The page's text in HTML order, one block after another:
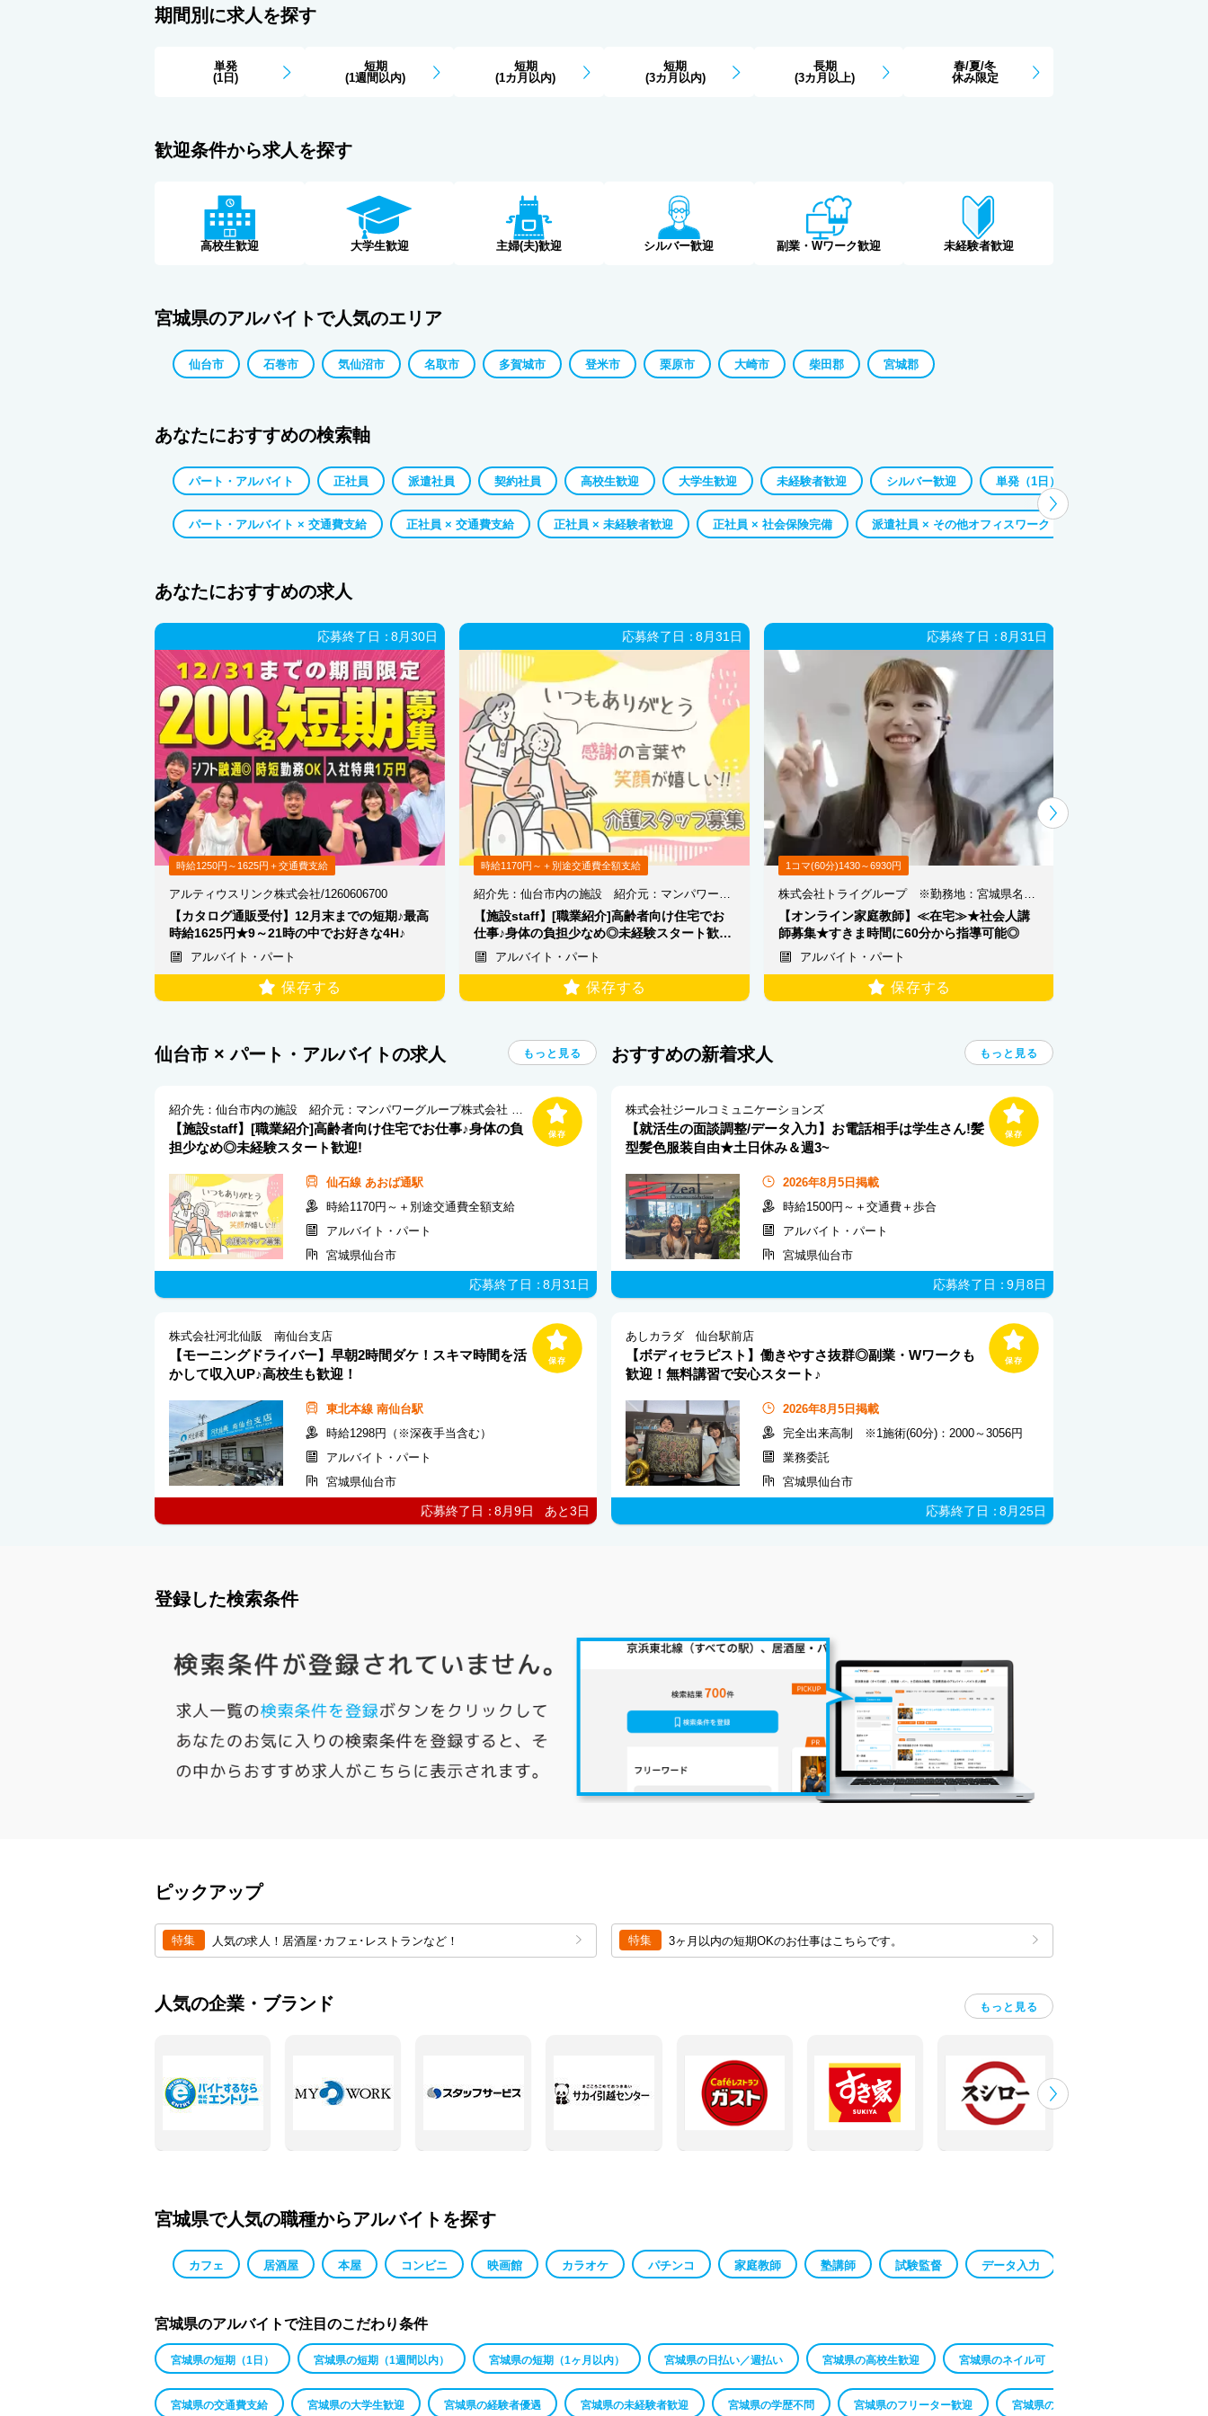
期間別に求人を探す
単発
(1日)
短期
(1週間以内)
短期
(1カ月以内)
短期
(3カ月以内)
長期
(3カ月以上)
春/夏/冬
休み限定
歓迎条件から求人を探す
高校生歓迎 大学生歓迎 主婦(夫)歓迎 シルバー歓迎 副業・Wワーク歓迎 未経験者歓迎
宮城県のアルバイトで人気のエリア
仙台市 石巻市 気仙沼市 名取市 多賀城市 登米市 栗原市 大崎市 柴田郡 宮城郡
あなたにおすすめの検索軸
パート・アルバイト 正社員 派遣社員 契約社員 高校生歓迎 大学生歓迎 未経験者歓迎 シルバー歓迎 単発（1日）
パート・アルバイト × 交通費支給 正社員 × 交通費支給 正社員 × 未経験者歓迎 正社員 × 社会保険完備 派遣社員 × その他オフィスワーク
あなたにおすすめの求人
応募終了日：8月30日
アルティウスリンク株式会社/1260606700
【カタログ通販受付】12月末までの短期♪最高
時給1625円★9～21時の中でお好きな4H♪
アルバイト・パート
時給1250円～1625円＋交通費支給
保存する
応募終了日：8月31日
紹介先：仙台市内の施設 紹介元：マンパワーグループ株式会社 仙台支店/912534SS
【施設staff】[職業紹介]高齢者向け住宅でお
仕事♪身体の負担少なめ◎未経験スタート歓
迎!
アルバイト・パート
時給1170円～＋別途交通費全額支給
保存する
応募終了日：8月31日
株式会社トライグループ ※勤務地：宮城県名取市
【オンライン家庭教師】≪在宅≫★社会人講
師募集★すきま時間に60分から指導可能◎
アルバイト・パート
1コマ(60分)1430～6930円
保存する
仙台市 × パート・アルバイトの求人 もっと見る
紹介先：仙台市内の施設 紹介元：マンパワーグループ株式会社 仙台支店/912534SS
【施設staff】[職業紹介]高齢者向け住宅でお仕事♪身体の負
担少なめ◎未経験スタート歓迎!
仙石線 あおば通駅
時給1170円～＋別途交通費全額支給
アルバイト・パート
宮城県仙台市
応募終了日：8月31日
株式会社河北仙販 南仙台支店
【モーニングドライバー】早朝2時間ダケ！スキマ時間を活
かして収入UP♪高校生も歓迎！
東北本線 南仙台駅
時給1298円（※深夜手当含む）
アルバイト・パート
宮城県仙台市
応募終了日：8月9日 あと3日
おすすめの新着求人 もっと見る
株式会社ジールコミュニケーションズ
【就活生の面談調整/データ入力】お電話相手は学生さん!髪
型髪色服装自由★土日休み＆週3~
2026年8月5日掲載
時給1500円～＋交通費＋歩合
アルバイト・パート
宮城県仙台市
応募終了日：9月8日
あしカラダ 仙台駅前店
【ボディセラピスト】働きやすさ抜群◎副業・Wワークも
歓迎！無料講習で安心スタート♪
2026年8月5日掲載
完全出来高制 ※1施術(60分)：2000～3056円
業務委託
宮城県仙台市
応募終了日：8月25日
登録した検索条件
ピックアップ
人気の求人！居酒屋･カフェ･レストランなど！
特集 3ヶ月以内の短期OKのお仕事はこちらです。
特集
人気の企業・ブランド もっと見る
宮城県で人気の職種からアルバイトを探す
カフェ 居酒屋 本屋 コンビニ 映画館 カラオケ パチンコ 家庭教師 塾講師 試験監督 データ入力
宮城県のアルバイトで注目のこだわり条件
宮城県の短期（1日） 宮城県の短期（1週間以内） 宮城県の短期（1ヶ月以内） 宮城県の日払い／週払い 宮城県の高校生歓迎 宮城県のネイル可
宮城県の交通費支給 宮城県の大学生歓迎 宮城県の経験者優遇 宮城県の未経験者歓迎 宮城県の学歴不問 宮城県のフリーター歓迎 宮城県の主婦(夫)歓迎